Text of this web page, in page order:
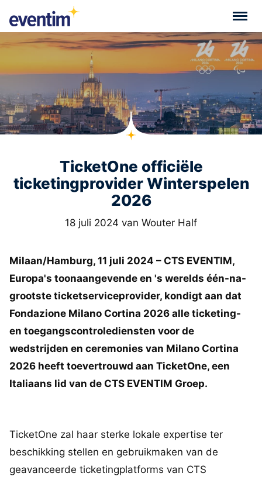
TicketOne officiële
ticketingprovider Winterspelen
2026
18 juli 2024 van Wouter Half
Milaan/Hamburg, 11 juli 2024 – CTS EVENTIM,
Europa's toonaangevende en 's werelds één-na-
grootste ticketserviceprovider, kondigt aan dat
Fondazione Milano Cortina 2026 alle ticketing-
en toegangscontrolediensten voor de
wedstrijden en ceremonies van Milano Cortina
2026 heeft toevertrouwd aan TicketOne, een
Italiaans lid van de CTS EVENTIM Groep.
TicketOne zal haar sterke lokale expertise ter
beschikking stellen en gebruikmaken van de
geavanceerde ticketingplatforms van CTS